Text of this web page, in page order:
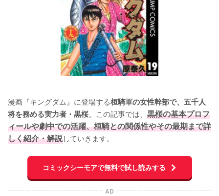
漫画『キングダム』に登場する桓騎軍の女性幹部で、五千人
将を務める実力者・黒桜。この記事では、 黒桜の基本プロフ
ィールや劇中での活躍、桓騎との関係性やその最期まで詳
しく紹介・解説していきます。
コミックシーモアで無料で試し読みする
AD